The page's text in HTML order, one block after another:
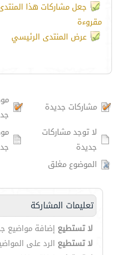
جعل مشاركات هذا
مقروءة
عرض المنتدى الرئيسي
مشاركات جديدة
لا توجد مشاركات
جديدة
الموضوع مغلق
تعليمات المشاركة
لا تستطيع إضافة مواضيع
لا تستطيع الرد على